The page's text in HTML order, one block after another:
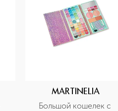
MARTINELIA
Большой кошелек с